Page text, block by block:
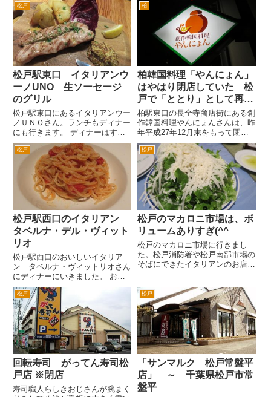
だ。 松戸駅東口を出て三井住友
銀行の交差点を右折。すこし歩い
て行くと松戸で有名なラーメン店
「とみた」が見えてきます。とみ
た...
行ったことがあったので、夜も行
ってみたいなと思っていました。
混んでいるかなと思ったら、幸い
カウンターで、お酒を飲んでら...
松戸
松戸駅東口 イタリアンウ
ーノUNO 生ソーセージ
のグリル
松戸駅東口にあるイタリアンウー
ノＵＮＯさん。ランチもディナー
にも行きます。 ディナーはすご
く混んでるときがあるので、そう
いう雰囲気のあるときは避けてま
す。 にぎやなかなの嫌いなん
で。食事は、静かに食べたいです
からね。 居酒屋は、常識レベ
ル...
柏
柏韓国料理「やんにょん」
はやはり閉店していた 松
戸で「ととり」として再オ
ープン予定
柏駅東口の長全寺商店街にある創
作韓国料理やんにょんさんは、昨
年平成27年12月末をもって閉店
とのことでした。 年内に今一度
訪問するつもりだったのですが、
仕事が忙しくていけませんでし
た。ちょっと義理を欠いたという
か、行けなかったことがとても
残...
松戸
松戸駅西口のイタリアン
タベルナ・デル・ヴィット
リオ
松戸駅西口のおいしいイタリア
ン タベルナ・ヴィットリオさん
にディナーにいきました。 お勧
めは、こちら。 ハートランドと
アルコールフリー。ハートランド
は、瓶だったか。生が、すきなん
だが。 生野菜いっぱい健康サラ
ダ。 カジキマグロのカルパッチ
ョ...
松戸
松戸のマカロニ市場は、ボ
リュームありすぎ(^^ゞ
松戸のマカロニ市場に行きまし
た。松戸消防署や松戸南部市場の
そばにできたイタリアンのお店で
わるいしディナータイムならば入
れるかなと。 7割程度の客
の入り。といっても店内が広い
の...
松戸
回転寿司 がってん寿司松
戸店 ※閉店
寿司職人らしきおじさんが腕まく
松戸
「サンマルク 松戸常盤平
店」 ～ 千葉県松戸市常
盤平